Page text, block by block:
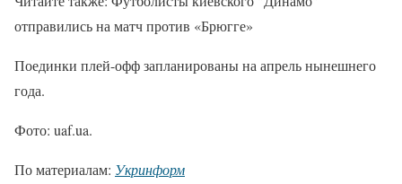
отправились на матч против «Брюгге»
Поединки плей-офф запланированы на апрель нынешнего
года.
Фото: uaf.ua.
По материалам: Укринформ